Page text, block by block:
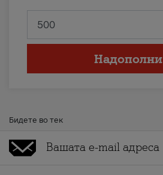
Надополни
Бидете во тек